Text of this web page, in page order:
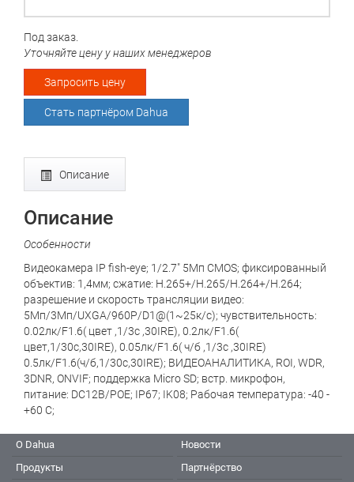
Под заказ.
Уточняйте цену у наших менеджеров
Запросить цену
Стать партнёром Dahua
Описание
Описание
Особенности
Видеокамера IP fish-eye; 1/2.7" 5Mп CMOS; фиксированный
объектив: 1,4мм; сжатие: H.265+/H.265/H.264+/H.264;
разрешение и скорость трансляции видео:
5Мп/3Мп/UXGA/960P/D1@(1~25к/с); чувствительность:
0.02лк/F1.6( цвет ,1/3с ,30IRE), 0.2лк/F1.6(
цвет,1/30с,30IRE), 0.05лк/F1.6( ч/б ,1/3с ,30IRE)
0.5лк/F1.6(ч/б,1/30с,30IRE); ВИДЕОАНАЛИТИКА, ROI, WDR,
3DNR, ONVIF; поддержка Micro SD; встр. микрофон,
питание: DC12В/POE; IP67; IK08; Рабочая температура: -40 -
+60 С;
О Dahua
Продукты
Новости
Партнёрство